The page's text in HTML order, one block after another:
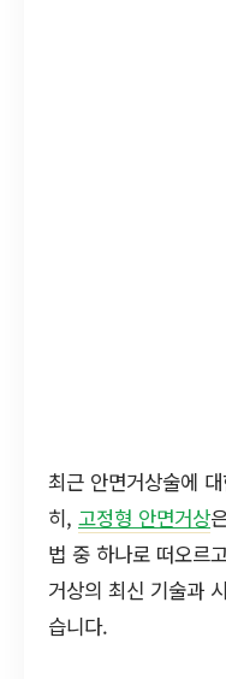
최근 안면거상술에
히, 고정형 안면거상
법 중 하나로 떠오르
거상의 최신 기술과
습니다.